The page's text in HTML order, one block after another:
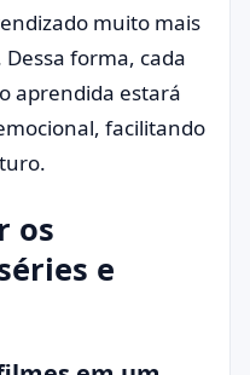
muito mais
forma, cada
aprendida estará
facilitando
os
e